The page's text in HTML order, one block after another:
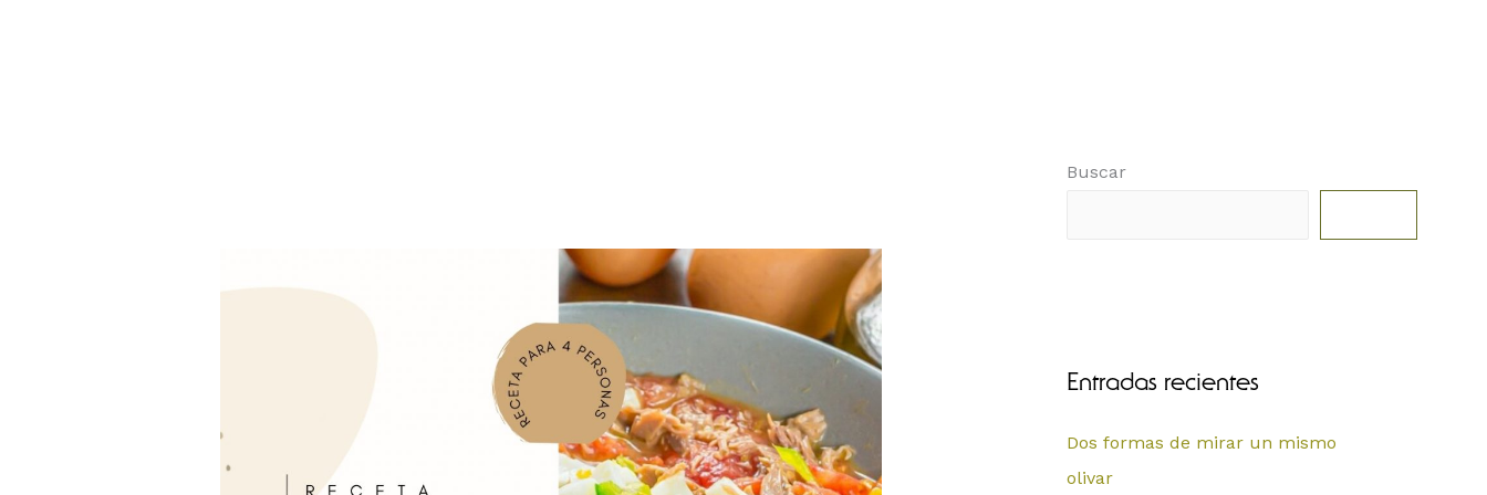
Buscar
Entradas recientes
Dos formas de mirar un mismo
olivar